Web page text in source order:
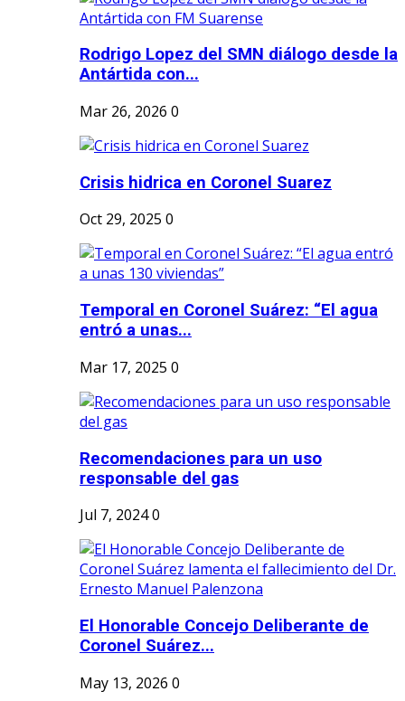
Rodrigo Lopez del SMN diálogo desde la
Antártida con...
Mar 26, 2026 0
Crisis hidrica en Coronel Suarez
Oct 29, 2025 0
Temporal en Coronel Suárez: “El agua
entró a unas...
Mar 17, 2025 0
Recomendaciones para un uso
responsable del gas
Jul 7, 20240
El Honorable Concejo Deliberante de
Coronel Suárez...
May 13, 2026 0